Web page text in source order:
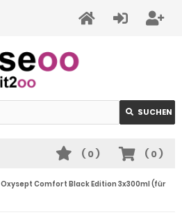
SUCHEN
( 0)
( 0)
Oxysept Comfort Black Edition 3x300ml (für